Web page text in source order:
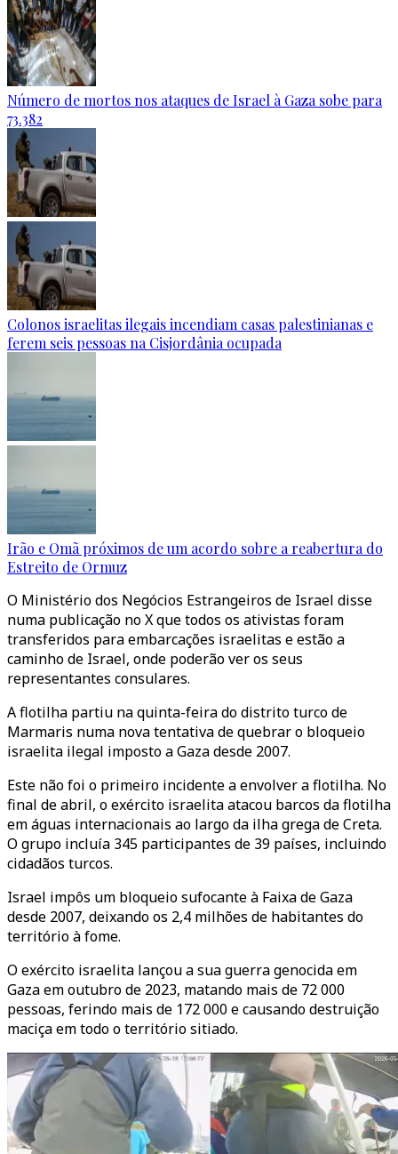
Número de mortos nos ataques de Israel à Gaza sobe para
73.382
Colonos israelitas ilegais incendiam casas palestinianas e
ferem seis pessoas na Cisjordânia ocupada
Irão e Omã próximos de um acordo sobre a reabertura do
Estreito de Ormuz
O Ministério dos Negócios Estrangeiros de Israel disse
numa publicação no X que todos os ativistas foram
transferidos para embarcações israelitas e estão a
caminho de Israel, onde poderão ver os seus
representantes consulares.
A flotilha partiu na quinta-feira do distrito turco de
Marmaris numa nova tentativa de quebrar o bloqueio
israelita ilegal imposto a Gaza desde 2007.
Este não foi o primeiro incidente a envolver a flotilha. No
final de abril, o exército israelita atacou barcos da flotilha
em águas internacionais ao largo da ilha grega de Creta.
O grupo incluía 345 participantes de 39 países, incluindo
cidadãos turcos.
Israel impôs um bloqueio sufocante à Faixa de Gaza
desde 2007, deixando os 2,4 milhões de habitantes do
território à fome.
O exército israelita lançou a sua guerra genocida em
Gaza em outubro de 2023, matando mais de 72 000
pessoas, ferindo mais de 172 000 e causando destruição
maciça em todo o território sitiado.